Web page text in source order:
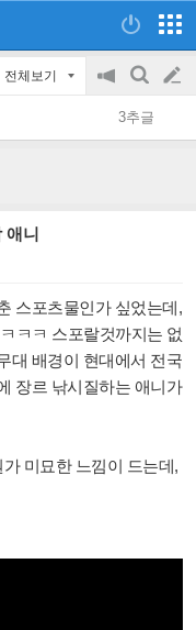
전체보기
공
on/off
검
색
글
쓰
3추글
애니
스포츠물인가 싶었는데,
ㅋㅋ 스포랄것까지는 없
대 배경이 현대에서 전국
장르 낚시질하는 애니가
미묘한 느낌이 드는데,